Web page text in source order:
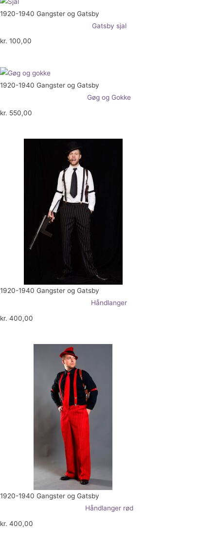
1920-1940 Gangster og Gatsby
Gatsby sjal
kr. 100,00
1920-1940 Gangster og Gatsby
Gøg og Gokke
kr. 550,00
1920-1940 Gangster og Gatsby
Håndlanger
kr. 400,00
1920-1940 Gangster og Gatsby
Håndlanger rød
kr. 400,00